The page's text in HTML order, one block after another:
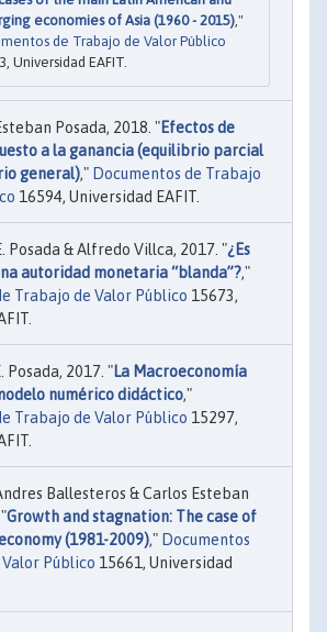
economies of Asia (1960 - 2015),"
de Trabajo de Valor Público
Universidad EAFIT.
Posada, 2018. "Efectos de
a la ganancia (equilibrio parcial
general)," Documentos de Trabajo
16594, Universidad EAFIT.
Posada & Alfredo Villca, 2017. "¿Es
autoridad monetaria “blanda”?,"
Trabajo de Valor Público 15673,
Posada, 2017. "La Macroeconomía
numérico didáctico,"
Trabajo de Valor Público 15297,
Ballesteros & Carlos Esteban
Growth and stagnation: The case of
(1981-2009)," Documentos
Público 15661, Universidad